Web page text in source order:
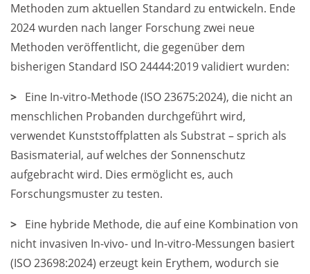
Methoden zum aktuellen Standard zu entwickeln. Ende
2024 wurden nach langer Forschung zwei neue
Methoden veröffentlicht, die gegenüber dem
bisherigen Standard ISO 24444:2019 validiert wurden:
> Eine In-vitro-Methode (ISO 23675:2024), die nicht an
menschlichen Probanden durchgeführt wird,
verwendet Kunststoffplatten als Substrat – sprich als
Basismaterial, auf welches der Sonnenschutz
aufgebracht wird. Dies ermöglicht es, auch
Forschungsmuster zu testen.
> Eine hybride Methode, die auf eine Kombination von
nicht invasiven In-vivo- und In-vitro-Messungen basiert
(ISO 23698:2024) erzeugt kein Erythem, wodurch sie